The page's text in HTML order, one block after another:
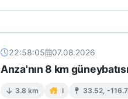
22:58:05 07.08.2026
Anza'nın 8 km
3.8 km I 33.52, -